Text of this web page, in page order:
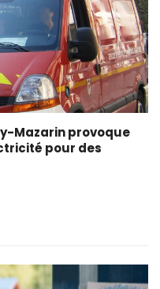
Mazarin provoque
pour des